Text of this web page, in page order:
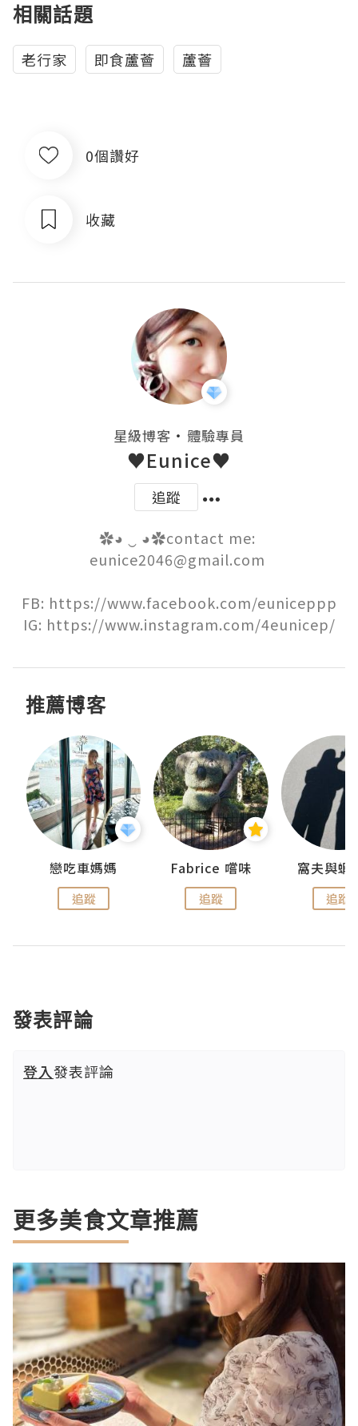
相關話題
老行家 即食蘆薈 蘆薈
0個讚好
收藏
星級博客 ・ 體驗專員
♥Eunice♥
追蹤
✿◕ ‿ ◕✿contact me:
eunice2046@gmail.com
FB: https://www.facebook.com/euniceppp
IG: https://www.instagram.com/4eunicep/
推薦博客
戀吃車媽媽
追蹤
Fabrice 嚐味
追蹤
窩夫與蝦
追蹤
發表評論
登入發表評論
更多美食文章推薦